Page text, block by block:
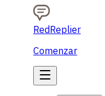
RedReplier
Comenzar